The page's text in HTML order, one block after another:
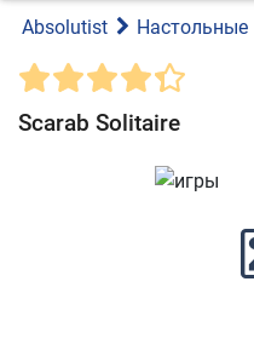
Absolutist Настольные
Scarab Solitaire